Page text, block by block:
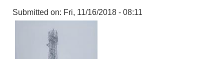
Submitted on: Fri, 11/16/2018 - 08:11